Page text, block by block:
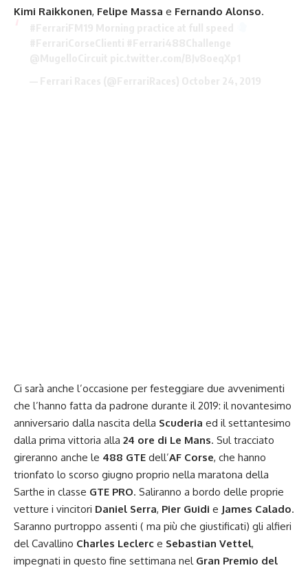
Kimi Raikkonen, Felipe Massa e Fernando Alonso.
Ci sarà anche l’occasione per festeggiare due avvenimenti
che l’hanno fatta da padrone durante il 2019: il novantesimo
anniversario dalla nascita della Scuderia ed il settantesimo
dalla prima vittoria alla 24 ore di Le Mans. Sul tracciato
gireranno anche le 488 GTE dell’AF Corse, che hanno
trionfato lo scorso giugno proprio nella maratona della
Sarthe in classe GTE PRO. Saliranno a bordo delle proprie
vetture i vincitori Daniel Serra, Pier Guidi e James Calado.
Saranno purtroppo assenti ( ma più che giustificati) gli alfieri
del Cavallino Charles Leclerc e Sebastian Vettel,
impegnati in questo fine settimana nel Gran Premio del